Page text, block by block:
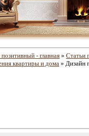
- главная » Статьи
квартиры и дома » Дизайн